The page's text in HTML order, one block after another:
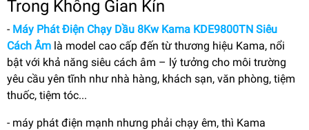
Trong Không Gian Kín
- Máy Phát Điện Chạy Dầu 8Kw Kama KDE9800TN Siêu
Cách Âm là model cao cấp đến từ thương hiệu Kama, nổi
bật với khả năng siêu cách âm – lý tưởng cho môi trường
yêu cầu yên tĩnh như nhà hàng, khách sạn, văn phòng, tiệm
thuốc, tiệm tóc...
- máy phát điện mạnh nhưng phải chạy êm, thì Kama